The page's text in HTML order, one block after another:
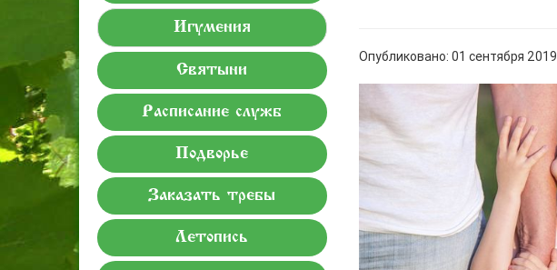
Игумения
Святыни
Расписание служб
Подворье
Заказать требы
Летопись
Опубликовано: 01 сентября 2019